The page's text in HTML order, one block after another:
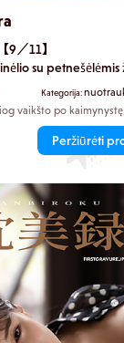
9／11】
su petnešėlėmis
Kategorija:
vaikšto po
be liemenėlės. Ji elgiasi
leidžia matyti savo
susijaudini būtent tu.
Peržiūrėti